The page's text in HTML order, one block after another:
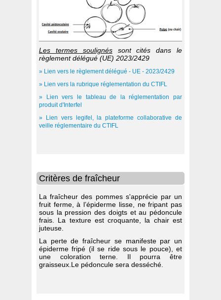
Les termes soulignéssont cités dans le
règlement délégué (UE) 2023/2429
» Lien vers le règlement délégué - UE - 2023/2429
» Lien vers la rubrique réglementation du CTIFL
» Lien vers le tableau de la réglementation par
produit d'Interfel
» Lien vers legifel , la plateforme collaborative de
veille réglementaire du CTIFL
Critères de fraîcheur
La fraîcheur des pommes s'apprécie par un
fruit ferme, à l’épiderme lisse, ne fripant pas
sous la pression des doigts et au pédoncule
frais. La texture est croquante, la chair est
juteuse.
La perte de fraîcheur se manifeste par un
épiderme fripé (il se ride sous le pouce), et
une coloration terne. Il pourra être
graisseux.Le pédoncule sera desséché.